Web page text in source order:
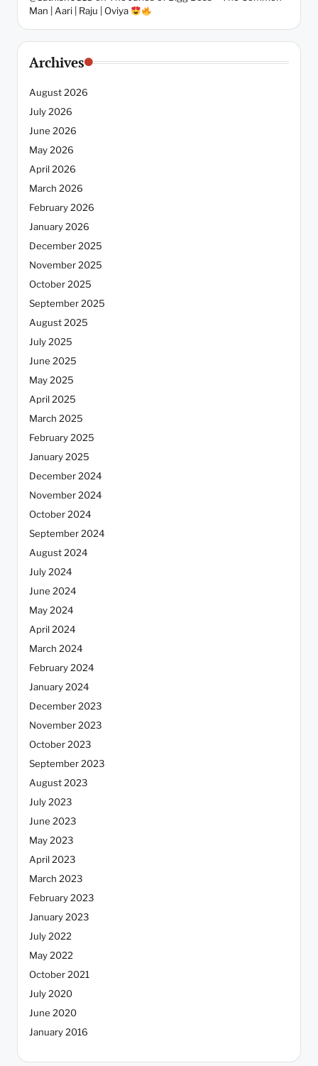
Man | Aari | Raju | Oviya
Archives
August 2026
July 2026
June 2026
May 2026
April 2026
March 2026
February 2026
January 2026
December 2025
November 2025
October 2025
September 2025
August 2025
July 2025
June 2025
May 2025
April 2025
March 2025
February 2025
January 2025
December 2024
November 2024
October 2024
September 2024
August 2024
July 2024
June 2024
May 2024
April 2024
March 2024
February 2024
January 2024
December 2023
November 2023
October 2023
September 2023
August 2023
July 2023
June 2023
May 2023
April 2023
March 2023
February 2023
January 2023
July 2022
May 2022
October 2021
July 2020
June 2020
January 2016